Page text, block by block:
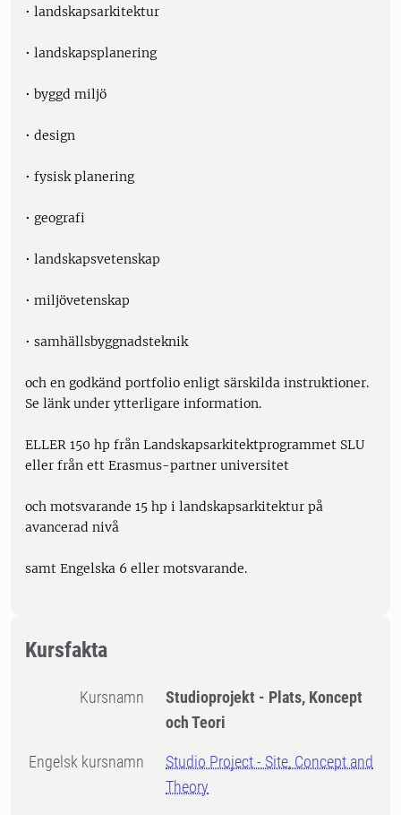
• landskapsarkitektur
• landskapsplanering
• byggd miljö
• design
• fysisk planering
• geografi
• landskapsvetenskap
• miljövetenskap
• samhällsbyggnadsteknik
och en godkänd portfolio enligt särskilda instruktioner.
Se länk under ytterligare information.
ELLER 150 hp från Landskapsarkitektprogrammet SLU
eller från ett Erasmus-partner universitet
och motsvarande 15 hp i landskapsarkitektur på
avancerad nivå
samt Engelska 6 eller motsvarande.
Kursfakta
Kursnamn
Studioprojekt - Plats, Koncept
och Teori
Engelsk kursnamn
Studio Project - Site, Concept and
Theory